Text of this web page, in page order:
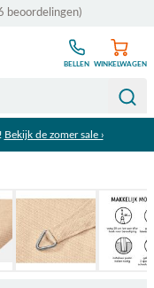
beoordelingen)
BELLEN WINKELWAGEN
Bekijk de zomer sale ›